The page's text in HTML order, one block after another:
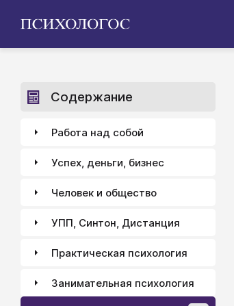
Содержание
Работа над собой
Успех, деньги, бизнес
Человек и общество
УПП, Синтон, Дистанция
Практическая психология
Занимательная психология